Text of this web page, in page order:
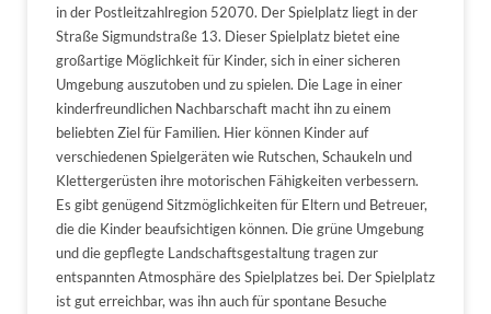
in der Postleitzahlregion 52070. Der Spielplatz liegt in der
Straße Sigmundstraße 13. Dieser Spielplatz bietet eine
großartige Möglichkeit für Kinder, sich in einer sicheren
Umgebung auszutoben und zu spielen. Die Lage in einer
kinderfreundlichen Nachbarschaft macht ihn zu einem
beliebten Ziel für Familien. Hier können Kinder auf
verschiedenen Spielgeräten wie Rutschen, Schaukeln und
Klettergerüsten ihre motorischen Fähigkeiten verbessern.
Es gibt genügend Sitzmöglichkeiten für Eltern und Betreuer,
die die Kinder beaufsichtigen können. Die grüne Umgebung
und die gepflegte Landschaftsgestaltung tragen zur
entspannten Atmosphäre des Spielplatzes bei. Der Spielplatz
ist gut erreichbar, was ihn auch für spontane Besuche